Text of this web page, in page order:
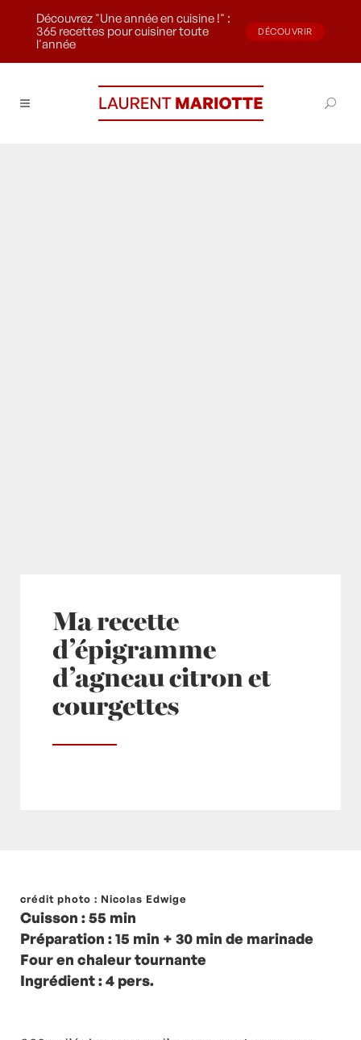
Découvrez "Une année en cuisine !" :
365 recettes pour cuisiner toute
l'année
DÉCOUVRIR
Ma recette
d’épigramme
d’agneau citron et
courgettes
Posté à 17:39hin- Petits plats en équilibre -
Recette - ,Agneau
Moutarde,Plat,Plats,Plats viandes,recette-
home,Viande,ViandesbyLaurent Mariotte
Commentaires
crédit photo : Nicolas Edwige
Cuisson : 55 min
Préparation : 15 min + 30 min de marinade
Four en chaleur tournante
Ingrédient : 4 pers.